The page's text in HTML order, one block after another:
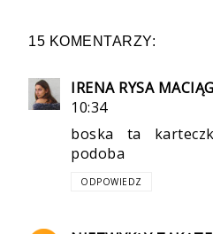
15 KOMENTARZY:
IRENA RYSA MACIĄG
10:34
boska ta
podoba
ODPOWIEDZ